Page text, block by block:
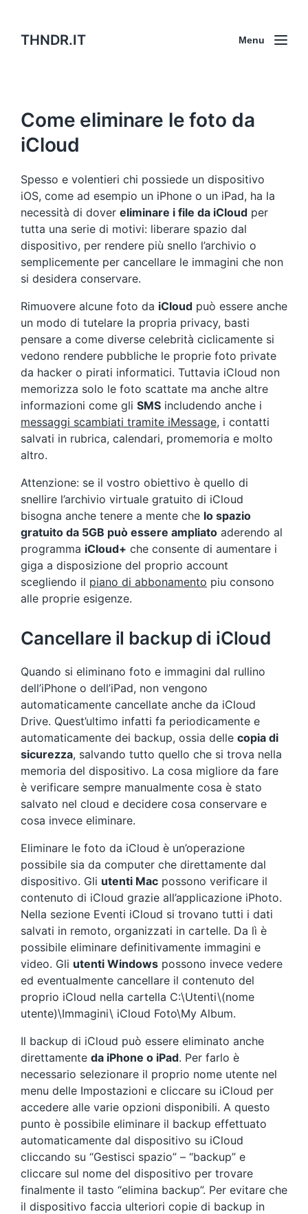
THNDR.IT Menu
Come eliminare le foto da
iCloud
Spesso e volentieri chi possiede un dispositivo
iOS, come ad esempio un iPhone o un iPad, ha la
necessità di dover eliminare i file da iCloud per
tutta una serie di motivi: liberare spazio dal
dispositivo, per rendere più snello l’archivio o
semplicemente per cancellare le immagini che non
si desidera conservare.
Rimuovere alcune foto da iCloud può essere anche
un modo di tutelare la propria privacy, basti
pensare a come diverse celebrità ciclicamente si
vedono rendere pubbliche le proprie foto private
da hacker o pirati informatici. Tuttavia iCloud non
memorizza solo le foto scattate ma anche altre
informazioni come gli SMS includendo anche i
messaggi scambiati tramite iMessage, i contatti
salvati in rubrica, calendari, promemoria e molto
altro.
Attenzione: se il vostro obiettivo è quello di
snellire l’archivio virtuale gratuito di iCloud
bisogna anche tenere a mente che lo spazio
gratuito da 5GB può essere ampliato aderendo al
programma iCloud+ che consente di aumentare i
giga a disposizione del proprio account
scegliendo il piano di abbonamento piu consono
alle proprie esigenze.
Cancellare il backup di iCloud
Quando si eliminano foto e immagini dal rullino
dell’iPhone o dell’iPad, non vengono
automaticamente cancellate anche da iCloud
Drive. Quest’ultimo infatti fa periodicamente e
automaticamente dei backup, ossia delle copia di
sicurezza, salvando tutto quello che si trova nella
memoria del dispositivo. La cosa migliore da fare
è verificare sempre manualmente cosa è stato
salvato nel cloud e decidere cosa conservare e
cosa invece eliminare.
Eliminare le foto da iCloud è un’operazione
possibile sia da computer che direttamente dal
dispositivo. Gli utenti Mac possono verificare il
contenuto di iCloud grazie all’applicazione iPhoto.
Nella sezione Eventi iCloud si trovano tutti i dati
salvati in remoto, organizzati in cartelle. Da lì è
possibile eliminare definitivamente immagini e
video. Gli utenti Windows possono invece vedere
ed eventualmente cancellare il contenuto del
proprio iCloud nella cartella C:\Utenti\(nome
utente)\Immagini\ iCloud Foto\My Album.
Il backup di iCloud può essere eliminato anche
direttamente da iPhone o iPad. Per farlo è
necessario selezionare il proprio nome utente nel
menu delle Impostazioni e cliccare su iCloud per
accedere alle varie opzioni disponibili. A questo
punto è possibile eliminare il backup effettuato
automaticamente dal dispositivo su iCloud
cliccando su “Gestisci spazio” – “backup” e
cliccare sul nome del dispositivo per trovare
finalmente il tasto “elimina backup”. Per evitare che
il dispositivo faccia ulteriori copie di backup in